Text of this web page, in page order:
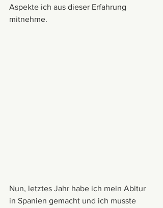
Aspekte ich aus dieser Erfahrung
mitnehme.
Nun, letztes Jahr habe ich mein Abitur
in Spanien gemacht und ich musste